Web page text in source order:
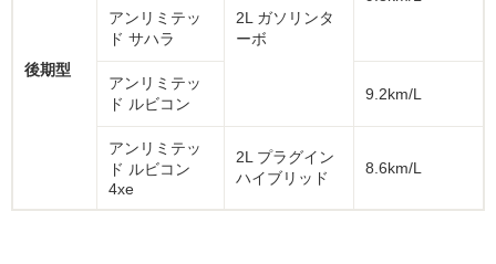
後期型
2L ガソリンタ
ーボ
アンリミテッ
ド サハラ
アンリミテッ
ド ルビコン
9.2km/L
アンリミテッ
ド ルビコン
4xe
2L プラグイン
ハイブリッド
8.6km/L